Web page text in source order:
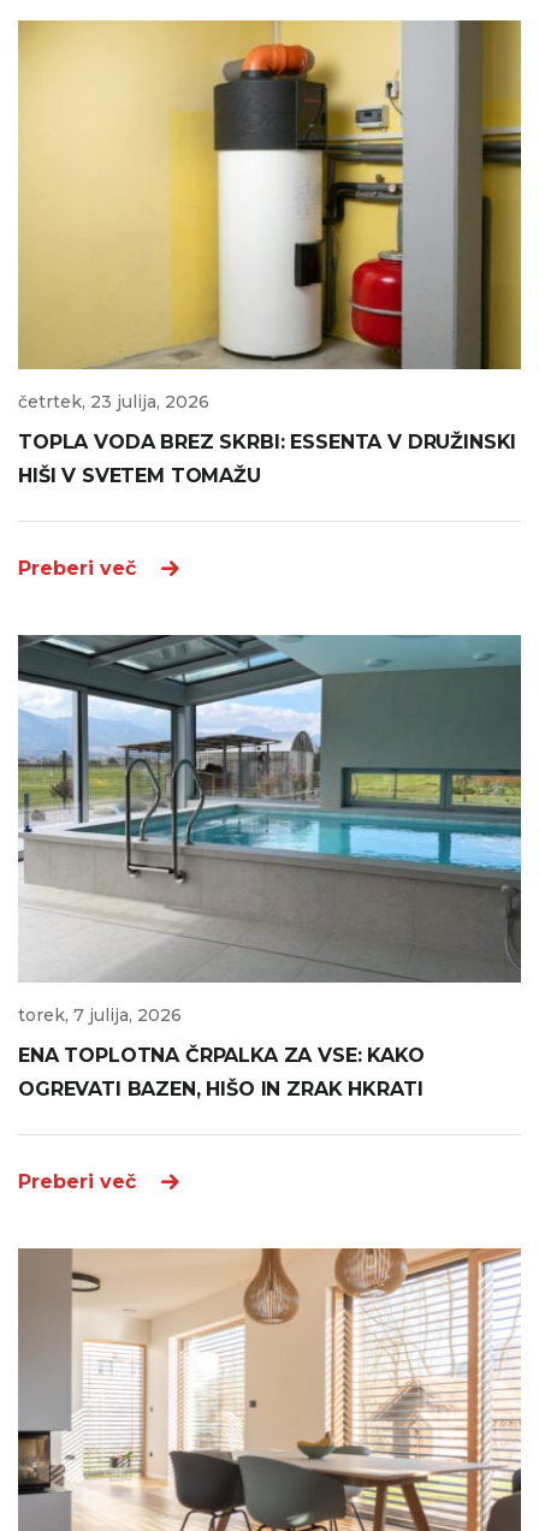
četrtek, 23 julija, 2026
TOPLA VODA BREZ SKRBI: ESSENTA V DRUŽINSKI
HIŠI V SVETEM TOMAŽU
Preberi več
torek, 7 julija, 2026
ENA TOPLOTNA ČRPALKA ZA VSE: KAKO
OGREVATI BAZEN, HIŠO IN ZRAK HKRATI
Preberi več